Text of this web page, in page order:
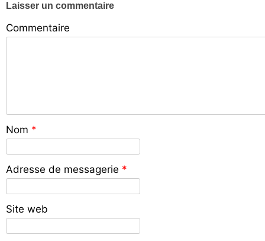
Laisser un commentaire
Commentaire
Nom *
Adresse de messagerie *
Site web